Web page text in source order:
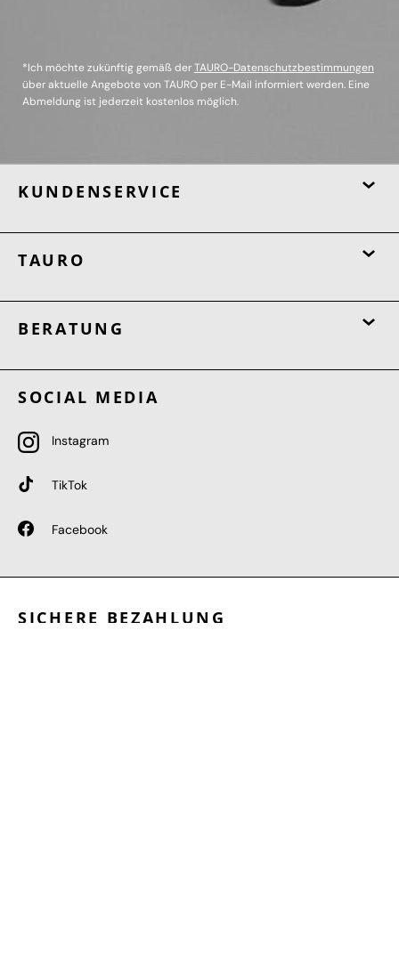
*Ich möchte zukünftig gemäß derTAURO-Datenschutzbestimmungen
über aktuelle Angebote von TAURO per E-Mail informiert werden. Eine
Abmeldung ist jederzeit kostenlos möglich.
KUNDENSERVICE
TAURO
BERATUNG
SOCIAL MEDIA
Instagram
TikTok
Facebook
SICHERE BEZAHLUNG